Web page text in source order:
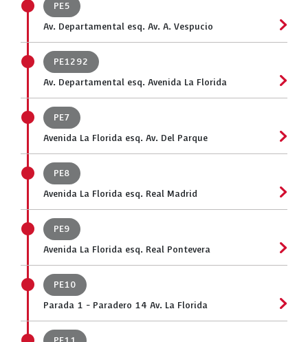
PE5
Av. Departamental esq. Av. A. Vespucio
PE1292
Av. Departamental esq. Avenida La Florida
PE7
Avenida La Florida esq. Av. Del Parque
PE8
Avenida La Florida esq. Real Madrid
PE9
Avenida La Florida esq. Real Pontevera
PE10
Parada 1 - Paradero 14 Av. La Florida